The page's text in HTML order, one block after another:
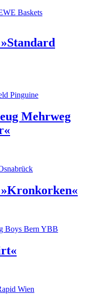
Mehrweg